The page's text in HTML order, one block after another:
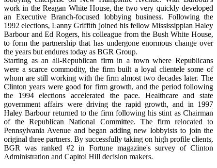
work in the Reagan White House, the two very quickly developed
an Executive Branch-focused lobbying business. Following the
1992 elections, Lanny Griffith joined his fellow Mississippian Haley
Barbour and Ed Rogers, his colleague from the Bush White House,
to form the partnership that has undergone enormous change over
the years but endures today as BGR Group.
Starting as an all-Republican firm in a town where Republicans
were a scarce commodity, the firm built a loyal clientele some of
whom are still working with the firm almost two decades later. The
Clinton years were good for firm growth, and the period following
the 1994 elections accelerated the pace. Healthcare and state
government affairs were driving the rapid growth, and in 1997
Haley Barbour returned to the firm following his stint as Chairman
of the Republican National Committee. The firm relocated to
Pennsylvania Avenue and began adding new lobbyists to join the
original three partners. By successfully taking on high profile clients,
BGR was ranked #2 in Fortune magazine's survey of Clinton
Administration and Capitol Hill decision makers.